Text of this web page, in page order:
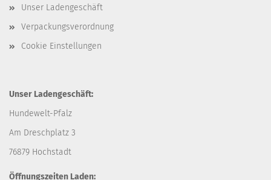
Unser Ladengeschäft
Verpackungsverordnung
Cookie Einstellungen
Unser Ladengeschäft:
Hundewelt-Pfalz
Am Dreschplatz 3
76879 Hochstadt
Öffnungszeiten Laden: